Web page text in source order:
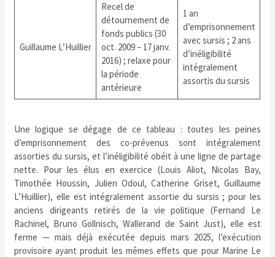
Guillaume L’Huillier
Recel de
détournement de
fonds publics (30
oct. 2009 – 17 janv.
2016) ; relaxe pour
la période
antérieure
1 an
d’emprisonnement
avec sursis ; 2 ans
d’inéligibilité
intégralement
assortis du sursis
Une logique se dégage de ce tableau : toutes les peines
d’emprisonnement des co-prévenus sont intégralement
assorties du sursis, et l’inéligibilité obéit à une ligne de partage
nette. Pour les élus en exercice (Louis Aliot, Nicolas Bay,
Timothée Houssin, Julien Odoul, Catherine Griset, Guillaume
L’Huillier), elle est intégralement assortie du sursis ; pour les
anciens dirigeants retirés de la vie politique (Fernand Le
Rachinel, Bruno Gollnisch, Wallerand de Saint Just), elle est
ferme — mais déjà exécutée depuis mars 2025, l’exécution
provisoire ayant produit les mêmes effets que pour Marine Le